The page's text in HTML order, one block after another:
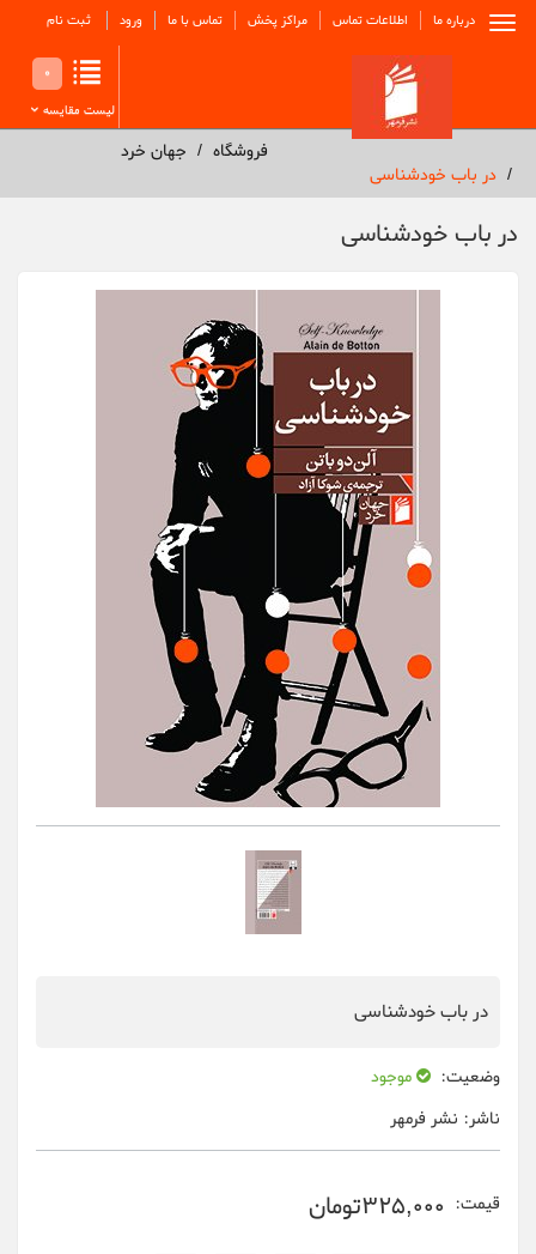
درباره ما اطلاعات تماس مراکز پخش تماس با ما ورود ثبت نام
0
لیست مقایسه
فروشگاه
جهان خرد
در باب خودشناسی
در باب خودشناسی
در باب خودشناسی
وضعیت:
موجود
ناشر: نشر فرمهر
قیمت: 325,000تومان